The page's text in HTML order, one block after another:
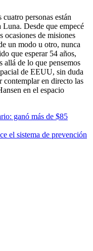
personas están
Desde que empecé
ocasiones de misiones
un modo u otro, nunca
que esperar 54 años,
allá de lo que pensemos
de EEUU, sin duda
contemplar en directo las
en el espacio
ganó más de $85
el sistema de prevención